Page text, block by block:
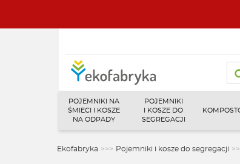
POJEMNIKI NA
ŚMIECI I KOSZE
NA ODPADY
POJEMNIKI
I KOSZE DO
SEGREGACJI
Ekofabryka >>> Pojemniki i kosze do segregacji